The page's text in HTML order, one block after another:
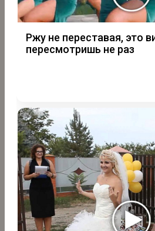
Ржу не переставая, это
пересмотришь не раз